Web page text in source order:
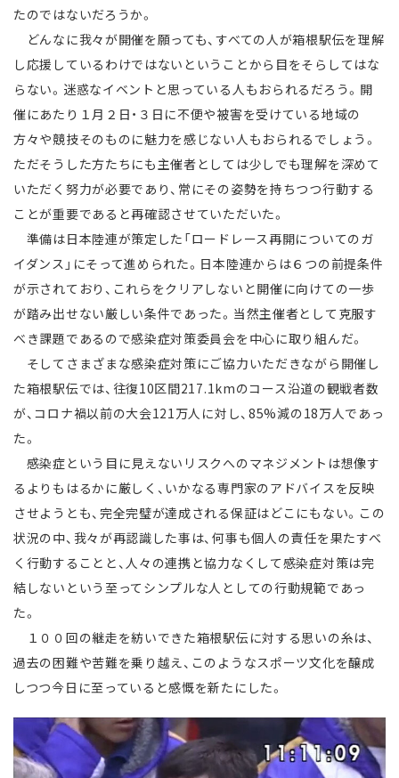
たのではないだろうか。
どんなに我々が開催を願っても、すべての人が箱根駅伝を理解
し応援しているわけではないということから目をそらしてはな
らない。迷惑なイベントと思っている人もおられるだろう。開
催にあたり１月２日・３日に不便や被害を受けている地域の
方々や競技そのものに魅力を感じない人もおられるでしょう。
ただそうした方たちにも主催者としては少しでも理解を深めて
いただく努力が必要であり、常にその姿勢を持ちつつ行動する
ことが重要であると再確認させていただいた。
準備は日本陸連が策定した「ロードレース再開についてのガ
イダンス」にそって進められた。日本陸連からは６つの前提条件
が示されており、これらをクリアしないと開催に向けての一歩
が踏み出せない厳しい条件であった。当然主催者として克服す
べき課題であるので感染症対策委員会を中心に取り組んだ。
そしてさまざまな感染症対策にご協力いただきながら開催し
た箱根駅伝では、往復10区間217.1kmのコース沿道の観戦者数
が、コロナ禍以前の大会121万人に対し、85%減の18万人であっ
た。
感染症という目に見えないリスクへのマネジメントは想像す
るよりもはるかに厳しく、いかなる専門家のアドバイスを反映
させようとも、完全完璧が達成される保証はどこにもない。この
状況の中、我々が再認識した事は、何事も個人の責任を果たすべ
く行動することと、人々の連携と協力なくして感染症対策は完
結しないという至ってシンプルな人としての行動規範であっ
た。
１００回の継走を紡いできた箱根駅伝に対する思いの糸は、
過去の困難や苦難を乗り越え、このようなスポーツ文化を醸成
しつつ今日に至っていると感慨を新たにした。